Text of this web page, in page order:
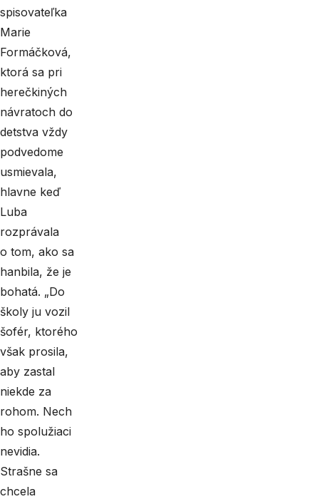
spisovateľka
Marie
Formáčková,
ktorá sa pri
herečkiných
návratoch do
detstva vždy
podvedome
usmievala,
hlavne keď
Luba
rozprávala
o tom, ako sa
hanbila, že je
bohatá. „Do
školy ju vozil
šofér, ktorého
však prosila,
aby zastal
niekde za
rohom. Nech
ho spolužiaci
nevidia.
Strašne sa
chcela